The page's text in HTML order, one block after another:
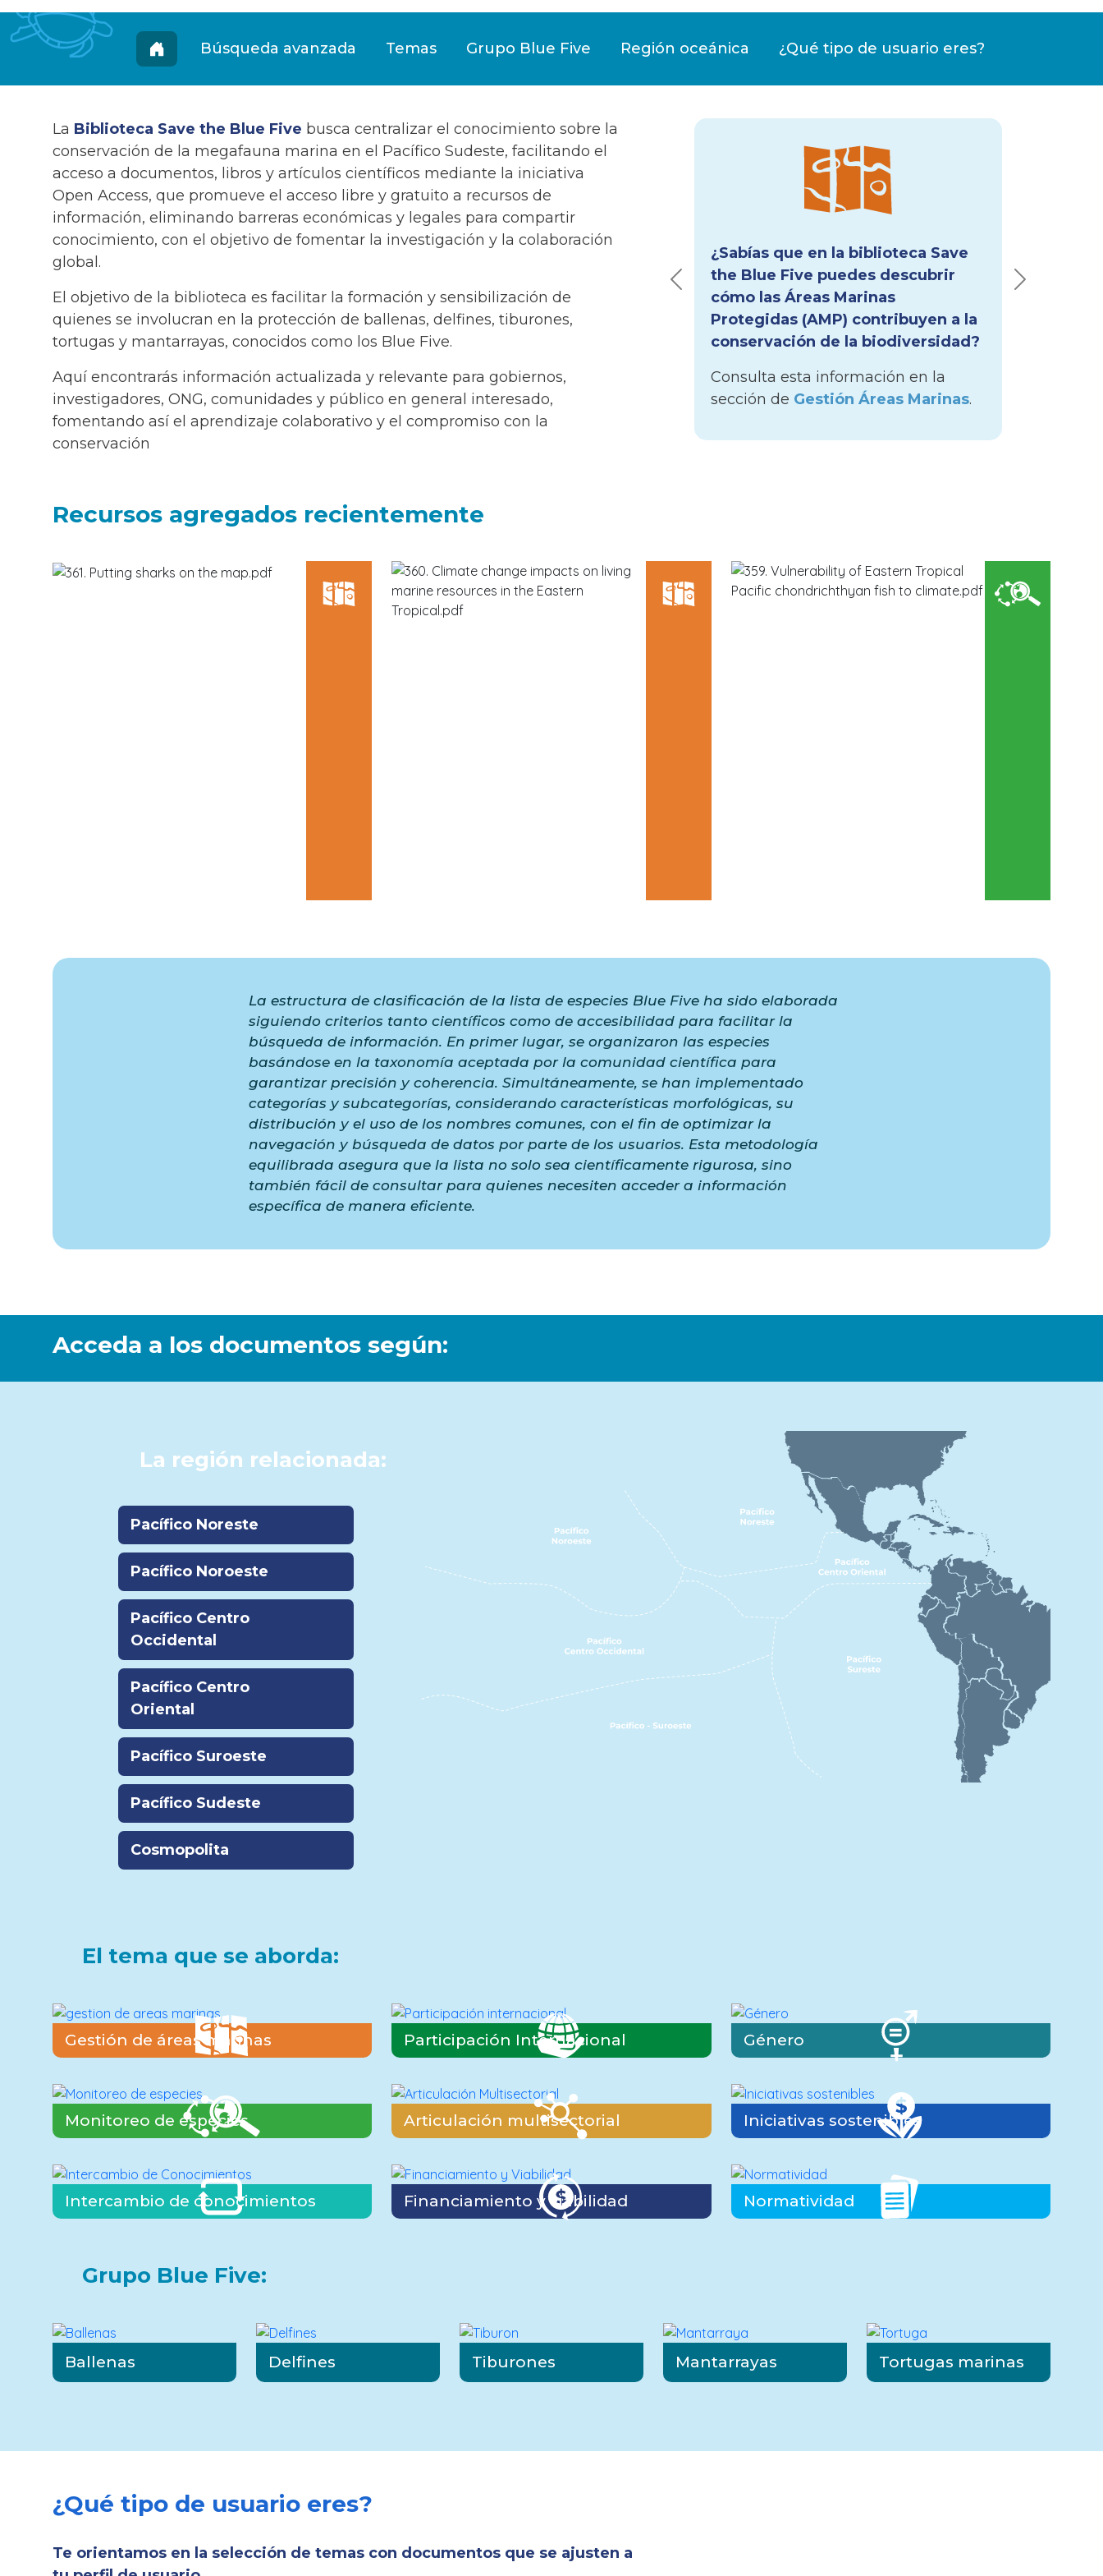
BibliotecaBúsqueda avanzada Temas Grupo Blue Five Región oceánica ¿Qué tipo de usuario eres?
La Biblioteca Save the Blue Five busca centralizar el conocimiento sobre la
conservación de la megafauna marina en el Pacífico Sudeste, facilitando el
acceso a documentos, libros y artículos científicos mediante la iniciativa
Open Access, que promueve el acceso libre y gratuito a recursos de
información, eliminando barreras económicas y legales para compartir
conocimiento, con el objetivo de fomentar la investigación y la colaboración
global.
El objetivo de la biblioteca es facilitar la formación y sensibilización de
quienes se involucran en la protección de ballenas, delfines, tiburones,
tortugas y mantarrayas, conocidos como los Blue Five.
Aquí encontrarás información actualizada y relevante para gobiernos,
investigadores, ONG, comunidades y público en general interesado,
fomentando así el aprendizaje colaborativo y el compromiso con la
conservación
¿Sabías que en la biblioteca Save
the Blue Five puedes encontrar
relacionados a la protección de los
Blue Five en el Pacífico Sudeste?
Accede a esta información desde la
sección deNormatividad.
Previous
Recursos agregados recientemente
La estructura de clasificación de la lista de especies Blue Five ha sido elaborada
siguiendo criterios tanto científicos como de accesibilidad para facilitar la
búsqueda de información. En primer lugar, se organizaron las especies
basándose en la taxonomía aceptada por la comunidad científica para
garantizar precisión y coherencia. Simultáneamente, se han implementado
categorías y subcategorías, considerando características morfológicas, su
distribución y el uso de los nombres comunes, con el fin de optimizar la
navegación y búsqueda de datos por parte de los usuarios. Esta metodología
equilibrada asegura que la lista no solo sea científicamente rigurosa, sino
también fácil de consultar para quienes necesiten acceder a información
específica de manera eficiente.
Acceda a los documentos según:
La región relacionada:
Pacífico Noreste
Pacífico Noroeste
Pacífico Centro
Occidental
Pacífico Centro
Oriental
Pacífico Suroeste
Pacífico Sudeste
Cosmopolita
El tema que se aborda:
Gestión de áreas marinas Participación Internacional Género
Monitoreo de especies Articulación multisectorial Iniciativas sostenibles
Intercambio de conocimientos Financiamiento y viabilidad Normatividad
Grupo Blue Five:
Ballenas Delfines Tiburones Mantarrayas Tortugas marinas
¿Qué tipo de usuario eres?
Te orientamos en la selección de temas con documentos que se ajusten a